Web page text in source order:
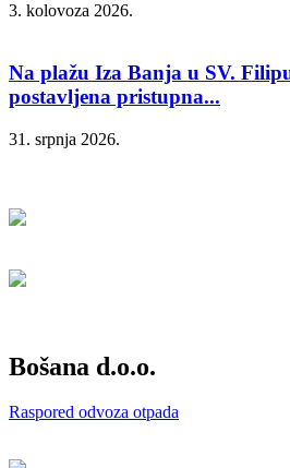
3. kolovoza 2026.
Na plažu Iza Banja u SV.
postavljena pristupna...
31. srpnja 2026.
Bošana d.o.o.
Raspored odvoza otpada